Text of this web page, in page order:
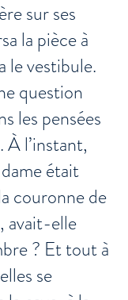
sur ses
la pièce à
le vestibule.
question
les pensées
À l’instant,
était
couronne de
avait-elle
? Et tout à
se